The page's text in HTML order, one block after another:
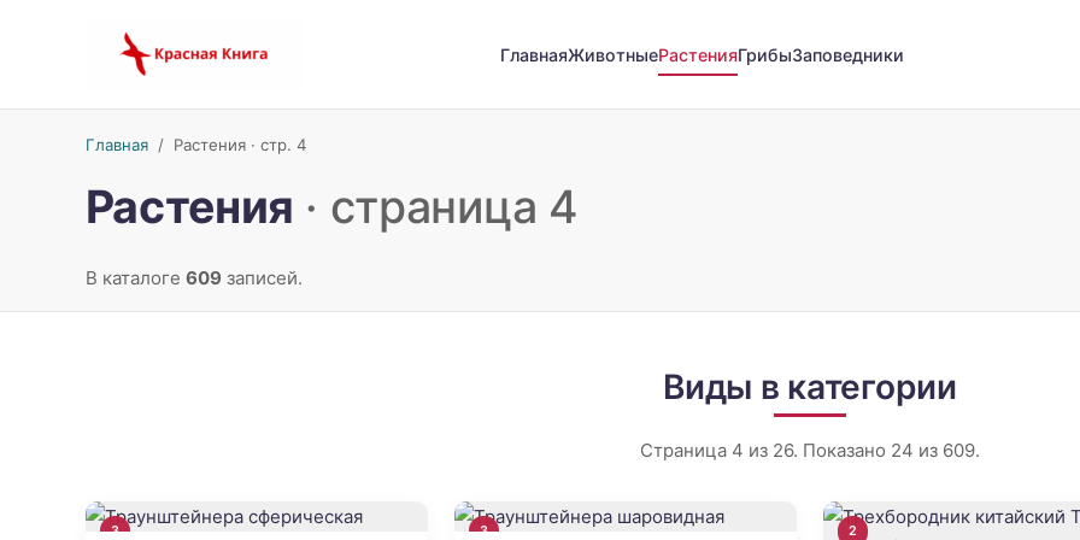
ГлавнаяЖивотныеРастенияГрибыЗаповедники
Главная/ Растения · стр. 4
Растения · страница 4
В каталоге 609 записей.
Виды в категории
Страница 4 из 26. Показано 24 из 609.
3 3 2